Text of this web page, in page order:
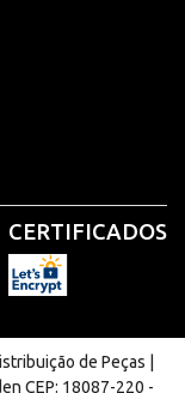
CERTIFICADOS
de Peças |
CEP: 18087-220 -